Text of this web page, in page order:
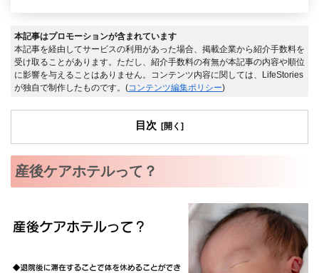
本記事はプロモーションが含まれています
本記事を経由してサービスの利用があった場合、掲載企業から紹介手数料を
受け取ることがあります。ただし、紹介手数料の有無が本記事の内容や順位
に影響を与えることはありません。コンテンツ内容に関しては、LifeStories
が独自で制作したものです。(コンテンツ編集ポリシー)
目次
産後ケアホテルって？